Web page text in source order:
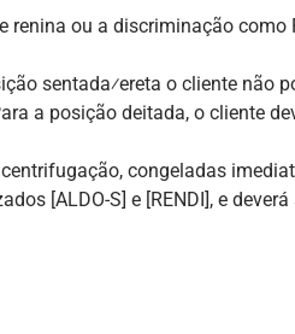
ou a discriminação como
sentada⁄ereta o cliente não
a posição deitada, o cliente
congeladas
[ALDO-S] e [RENDI], e